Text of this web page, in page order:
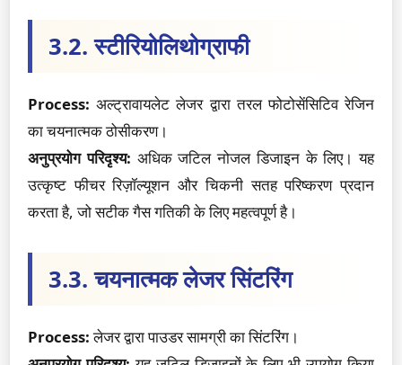
3.2. स्टीरियोलिथोग्राफी
Process: अल्ट्रावायलेट लेजर द्वारा तरल फोटोसेंसिटिव रेजिन
का चयनात्मक ठोसीकरण।
अनुप्रयोग परिदृश्य: अधिक जटिल नोजल डिजाइन के लिए। यह
उत्कृष्ट फीचर रिज़ॉल्यूशन और चिकनी सतह परिष्करण प्रदान
करता है, जो सटीक गैस गतिकी के लिए महत्वपूर्ण है।
3.3. चयनात्मक लेजर सिंटरिंग
Process:लेजर द्वारा पाउडर सामग्री का सिंटरिंग।